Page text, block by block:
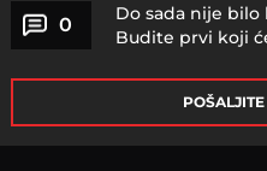
0
Do sada nije bilo
Budite prvi koji